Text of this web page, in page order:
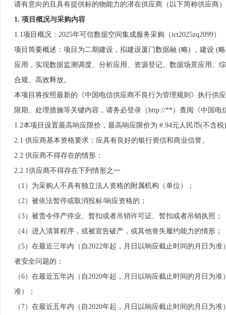
请有意向的且具有提供标的物能力的潜在供应商（以下简称供应商
1. 项目概况与采购内容
1.1项目概况：2025年可信数据空间集成服务采购（ict2025zq2099）
项目简要概述：项目为二期建设，拟建设厦门数据融 (略) ，建设 (
应用，实现数据监测调度、分析应用、资源登记、数据场景应用、
合规、高效释放。
本项目将按照最新的《中国电信供应商不良行为管理规则》执行供
限期、处理措施等关键内容，请务必登录（http://**）查阅《中国电
1.2本项目设置最高响应限价，最高响应限价为 #.94元人民币(不含
2.1 供应商基本资格要求：应具有良好的银行资信和商业信誉。
2.2 供应商不得存在的情形：
2.2.1供应商不得存在下列情形之一
（1）为采购人不具有独立法人资格的附属机构（单位）；
（2）被依法暂停或取消投标/响应资格的；
（3）被责令停产停业、暂扣或者吊销许可证、暂扣或者吊销执照；
（4）进入清算程序，或被宣告破产，或其他丧失履约能力的情形；
（5）在最近三年内（自2022年起，月日以响应截止时间的月日为
者安全问题的；
（6）在最近五年内（自2020年起，月日以响应截止时间的月日为
准）；
（7）在最近五年内（自2020年起，月日以响应截止时间的月日为